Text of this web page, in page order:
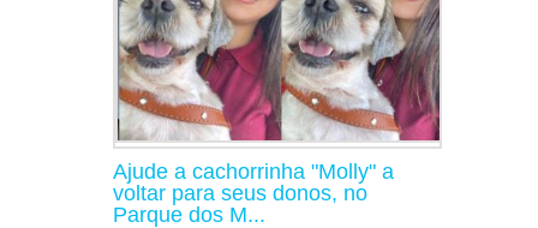
Ajude a cachorrinha "Molly" a
voltar para seus donos, no
Parque dos M...